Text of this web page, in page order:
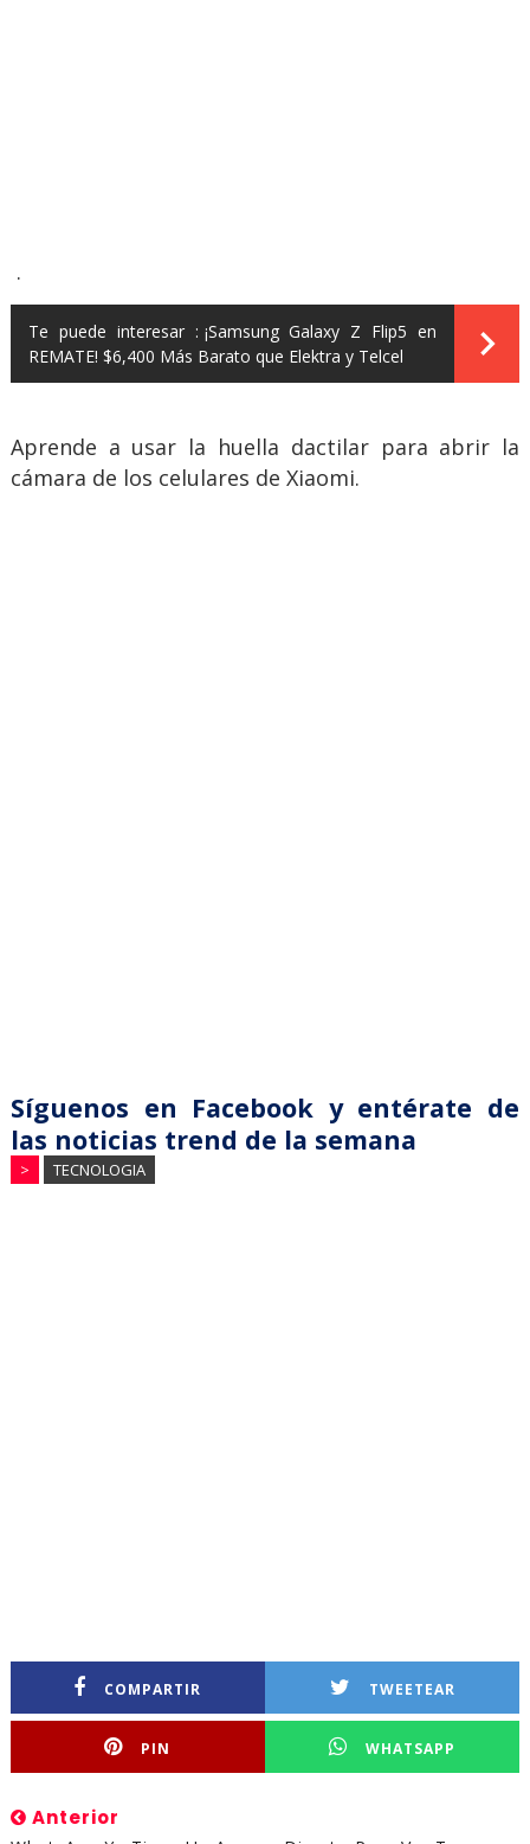
.
Te puede interesar : ¡Samsung Galaxy Z Flip5 en
REMATE! $6,400 Más Barato que Elektra y Telcel
Aprende a usar la huella dactilar para abrir la
cámara de los celulares de Xiaomi.
Síguenos en Facebook y entérate de
las noticias trend de la semana
> TECNOLOGIA
COMPARTIR TWEETEAR
PIN WHATSAPP
Anterior